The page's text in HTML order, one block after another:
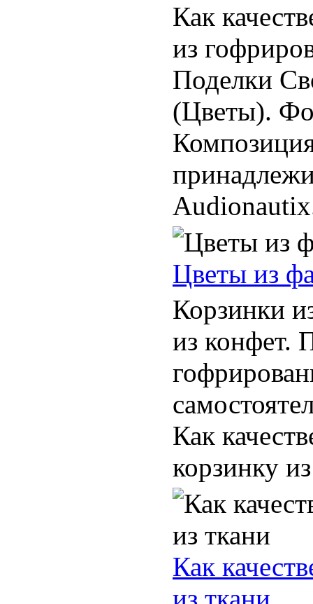
Как
из
Поделки
(Цветы).
Цветы из
Корзинки
из конфет.
Как
корзинку
Как
из ткани